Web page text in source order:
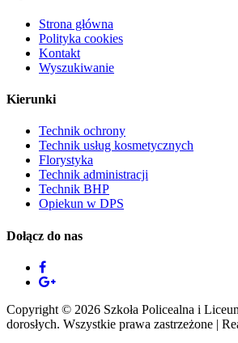
Strona główna
Polityka cookies
Kontakt
Wyszukiwanie
Kierunki
Technik ochrony
Technik usług kosmetycznych
Florystyka
Technik administracji
Technik BHP
Opiekun w DPS
Dołącz do nas
Copyright © 2026 Szkoła Policealna i
dorosłych. Wszystkie prawa zastrzeżone |